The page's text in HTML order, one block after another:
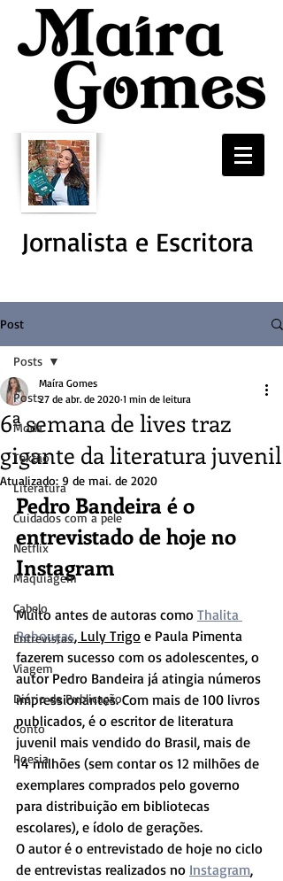
Jornalista e Escritora
Post
Posts
Moda
Textão
Literatura
Cuidados com a pele
Netflix
Maquiagem
Cabelo
Entrevistas
Viagem
Diário de Publicação
Conto
Poesia
Posts
6ª semana de lives traz
gigante da literatura juvenil
Maíra Gomes
27 de abr. de 2020 1 min de leitura
Atualizado: 9 de mai. de 2020
Pedro Bandeira é o
entrevistado de hoje no
Instagram
Muito antes de autoras como Thalita
Rebouças, Luly Trigo e Paula Pimenta
fazerem sucesso com os adolescentes, o
autor Pedro Bandeira já atingia números
impressionantes. Com mais de 100 livros
publicados, é o escritor de literatura
juvenil mais vendido do Brasil, mais de
14 milhões (sem contar os 12 milhões de
exemplares comprados pelo governo
para distribuição em bibliotecas
escolares), e ídolo de gerações.
O autor é o entrevistado de hoje no ciclo
de entrevistas realizados no Instagram,